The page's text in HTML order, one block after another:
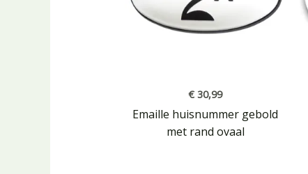
€ 30,99
Emaille huisnummer gebold
met rand ovaal